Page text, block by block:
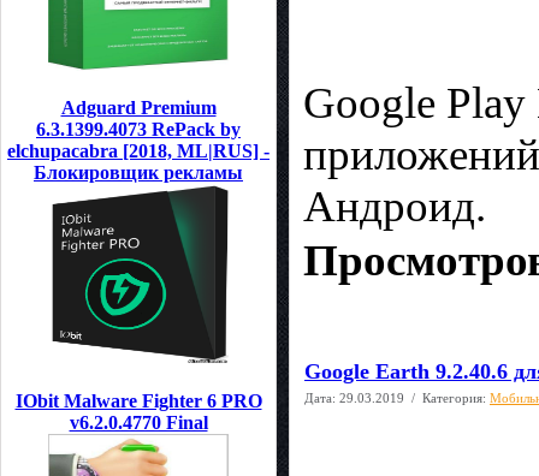
Adguard Premium
6.3.1399.4073 RePack by
elchupacabra [2018, ML|RUS] -
Блокировщик рекламы
IObit Malware Fighter 6 PRO
v6.2.0.4770 Final
Google Play
Андроид.
Google Earth 9.2.40.6
Дата: 29.03.2019 / Категория: